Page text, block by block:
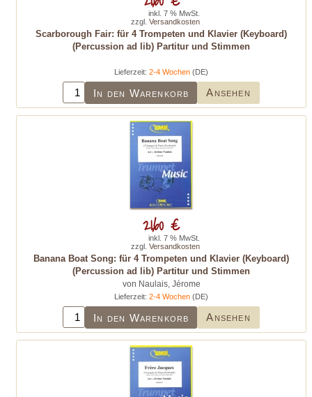
Scarborough Fair: für 4 Trompeten und Klavier (Keyboard)
(Percussion ad lib) Partitur und Stimmen
Lieferzeit: 2-4 Wochen (DE)
In den Warenkorb Ansehen
inkl. 7 % MwSt.
zzgl. Versandkosten
Banana Boat Song: für 4 Trompeten und Klavier (Keyboard)
(Percussion ad lib) Partitur und Stimmen
von Naulais, Jérome
Lieferzeit: 2-4 Wochen (DE)
In den Warenkorb Ansehen
21,60 €
inkl. 7 % MwSt.
zzgl. Versandkosten